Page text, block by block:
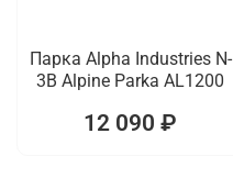
Парка Alpha Industries N-
3B Alpine Parka AL1200
12 090 ₽